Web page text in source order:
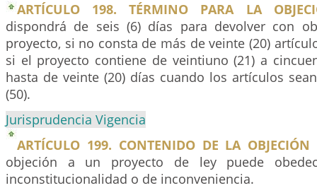
ARTÍCULO 198. TÉRMINO PARA LA
dispondrá de seis (6) días para devolver con
proyecto, si no consta de más de veinte (20)
si el proyecto contiene de veintiuno (21) a
hasta de veinte (20) días cuando los artículos
(50).
Jurisprudencia Vigencia
ARTÍCULO 199. CONTENIDO DE LA OBJECIÓN
objeción a un proyecto de ley puede
inconstitucionalidad o de inconveniencia.